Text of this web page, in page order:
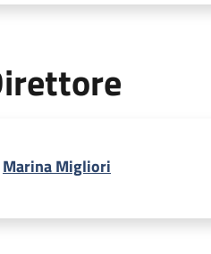
Marina Migliori